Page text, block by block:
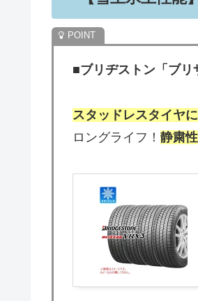
■ブリヂストン「ブリ
スタッドレスタイヤ
ロングライフ！ 静粛